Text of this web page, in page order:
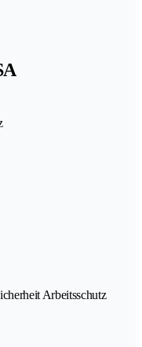
Arbeitsschutz